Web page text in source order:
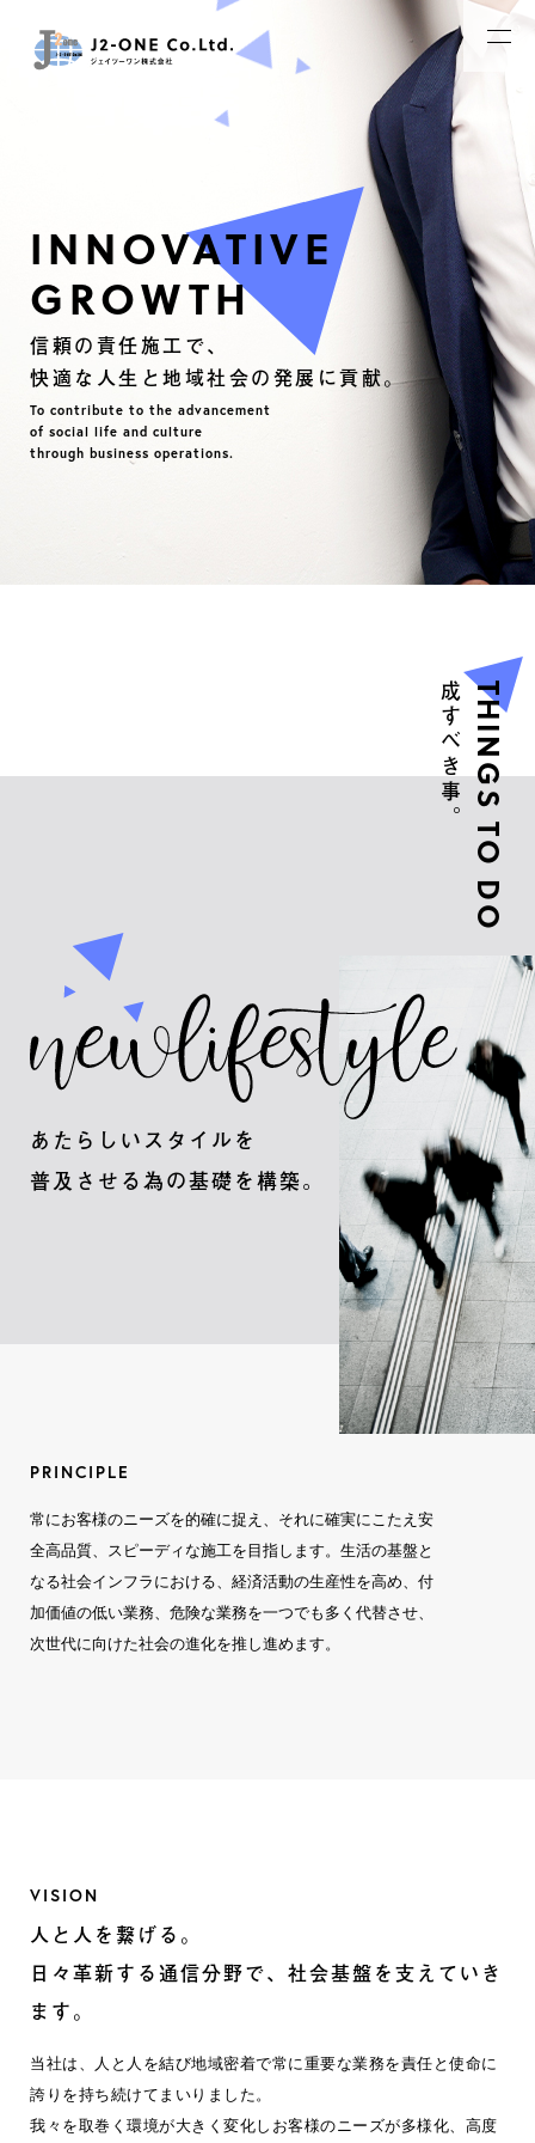
INNOVATIVE
GROWTH
信頼の責任施工で、
快適な人生と地域社会の発展に貢献。
To contribute to the advancement
of social life and culture
through business operations.
THINGS TO DO
成すべき事。
あたらしいスタイルを
普及させる為の基礎を構築。
PRINCIPLE
常にお客様のニーズを的確に捉え、それに確実にこたえ安
全高品質、スピーディな施工を目指します。生活の基盤と
なる社会インフラにおける、経済活動の生産性を高め、付
加価値の低い業務、危険な業務を一つでも多く代替させ、
次世代に向けた社会の進化を推し進めます。
VISION
人と人を繋げる。
日々革新する通信分野で、 社会基盤を支えていき
ます。
当社は、人と人を結び地域密着で常に重要な業務を責任と使命に
誇りを持ち続けてまいりました。
我々を取巻く環境が大きく変化しお客様のニーズが多様化、高度